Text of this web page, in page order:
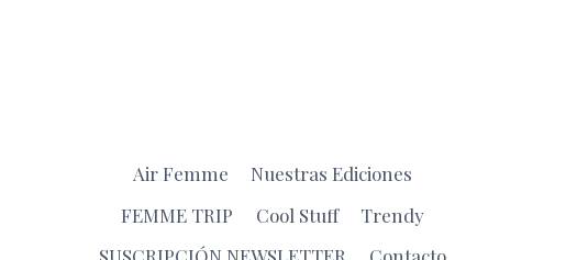
Air Femme
Nuestras Ediciones
FEMME TRIP
Cool Stuff
Trendy